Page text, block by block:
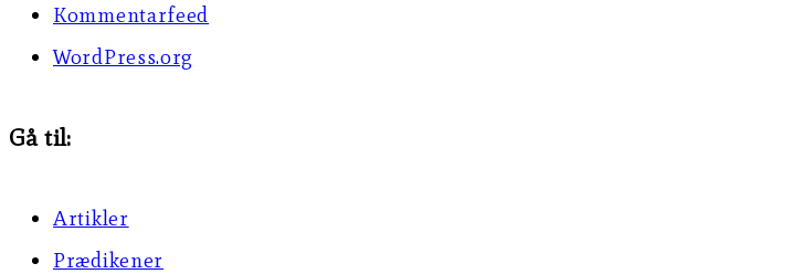
Kommentarfeed
WordPress.org
Gå til:
Artikler
Prædikener